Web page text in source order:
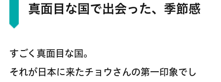
真面目な国で出会った、季節感
すごく真面目な国。
それが日本に来たチョウさんの第一印象でし